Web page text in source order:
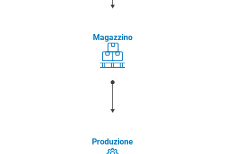
Magazzino
Produzione